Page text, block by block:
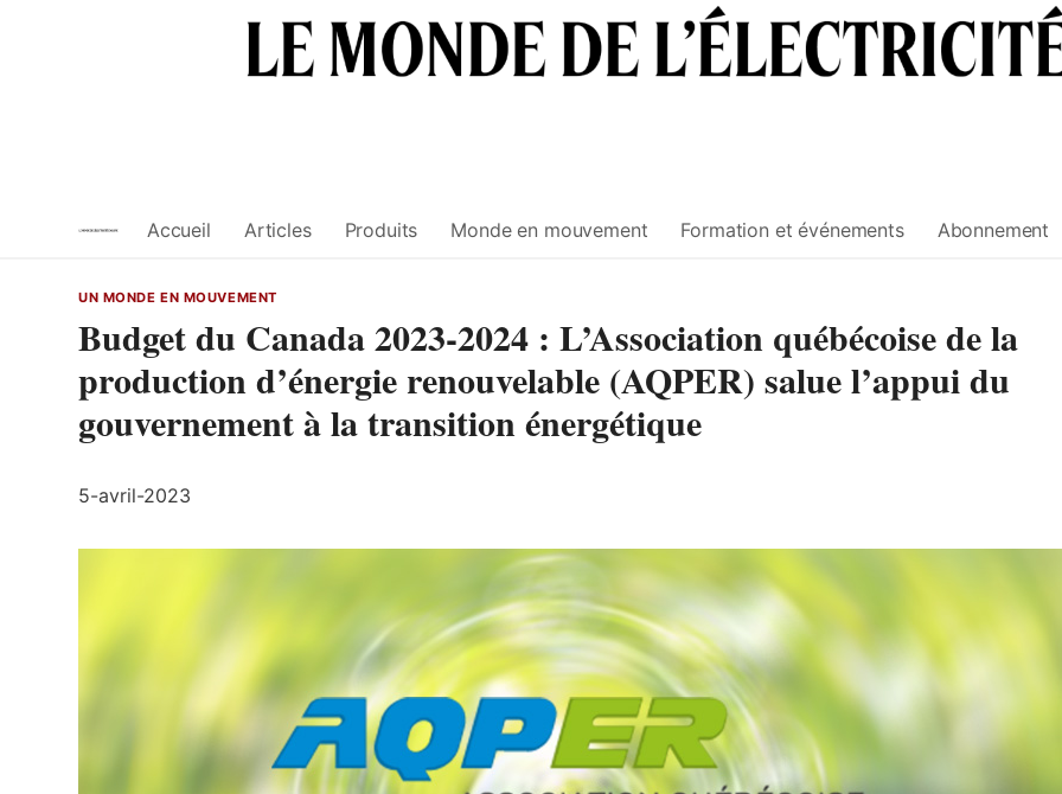
Accueil Articles Produits Monde en mouvement Formation et événements Abonnement
UN MONDE EN MOUVEMENT
Budget du Canada 2023-2024 : L’Association québécoise de la
production d’énergie renouvelable (AQPER) salue l’appui du
gouvernement à la transition énergétique
5-avril-2023